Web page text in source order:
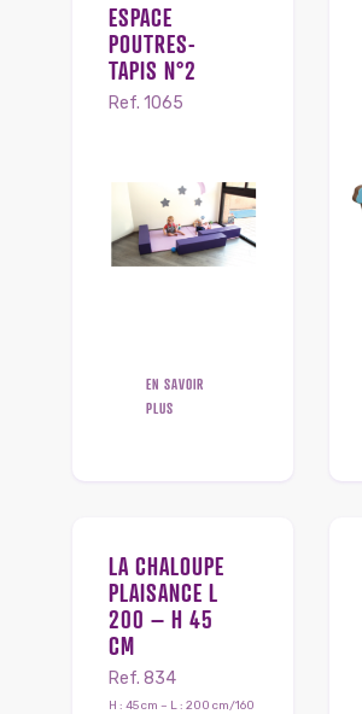
ESPACE
POUTRES-
TAPIS N°2
Ref. 1065
EN SAVOIR
PLUS
LA CHALOUPE
PLAISANCE L
200 – H 45
CM
Ref. 834
H : 45 cm – L : 200 cm/160